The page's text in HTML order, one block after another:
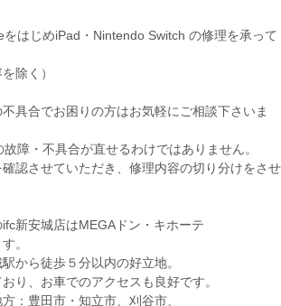
をはじめiPad・Nintendo Switch の修理を承って
除く）
具合でお困りの方はお気軽にご相談下さいま
障・不具合が直せるわけではありません。
認させていただき、修理内容の切り分けをさせ
新安城店はMEGAドン・キホーテ
。
から徒歩５分以内の好立地。
り、お車でのアクセスも良好です。
：豊田市・知立市、刈谷市、